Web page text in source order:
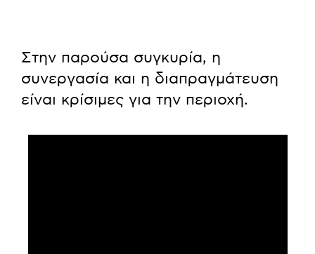
Στην παρούσα συγκυρία, η
συνεργασία και η διαπραγμάτευση
είναι κρίσιμες για την περιοχή.